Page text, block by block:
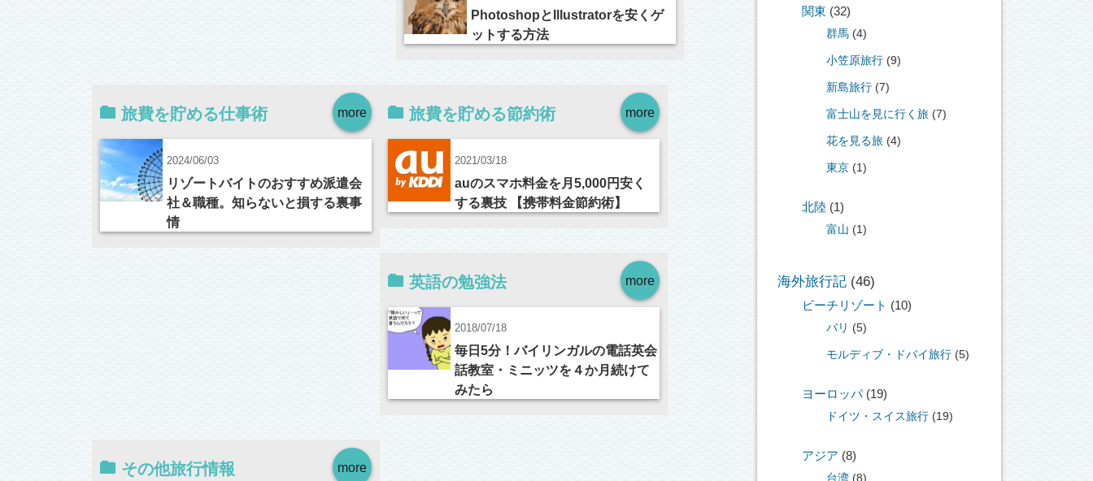
PhotoshopとIllustratorを安くゲ
ットする方法
more
旅費を貯める仕事術
2024/06/03
リゾートバイトのおすすめ派遣会
社＆職種。知らないと損する裏事
情
more
旅費を貯める節約術
2021/03/18
auのスマホ料金を月5,000円安く
する裏技 【携帯料金節約術】
more
英語の勉強法
2018/07/18
毎日5分！バイリンガルの電話英会
話教室・ミニッツを４か月続けて
みたら
more
その他旅行情報
関東 (32)
群馬 (4)
小笠原旅行 (9)
新島旅行 (7)
富士山を見に行く旅 (7)
花を見る旅 (4)
東京 (1)
北陸 (1)
富山 (1)
海外旅行記 (46)
ビーチリゾート (10)
バリ (5)
モルディブ・ドバイ旅行 (5)
ヨーロッパ(19)
ドイツ・スイス旅行 (19)
アジア (8)
台湾 (8)